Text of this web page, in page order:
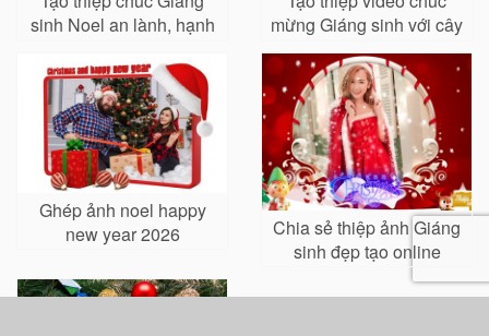
sinh Noel an lành, hạnh
mừng Giáng sinh với cây
thông Noel
Ghép ảnh noel happy
new year 2026
Chia sẻ thiệp ảnh Giáng
sinh đẹp tạo online